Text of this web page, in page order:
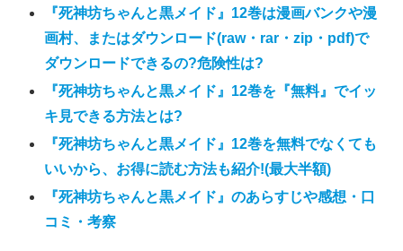
『死神坊ちゃんと黒メイド』12巻は漫画バンクや漫
画村、またはダウンロード(raw・rar・zip・pdf)で
ダウンロードできるの?危険性は?
『死神坊ちゃんと黒メイド』12巻を『無料』でイッ
キ見できる方法とは?
『死神坊ちゃんと黒メイド』12巻を無料でなくても
いいから、お得に読む方法も紹介!(最大半額)
『死神坊ちゃんと黒メイド』のあらすじや感想・口
コミ・考察